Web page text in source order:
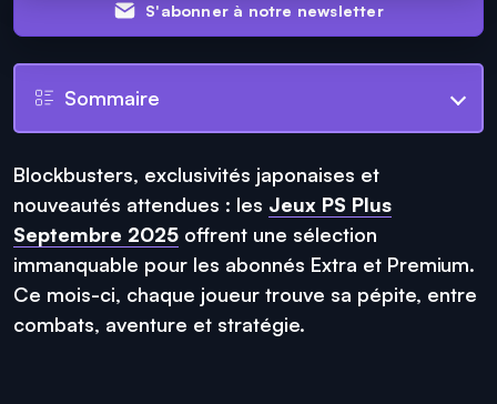
S'abonner à notre newsletter
Sommaire
Blockbusters, exclusivités japonaises et
nouveautés attendues : les Jeux PS Plus
Septembre 2025 offrent une sélection
immanquable pour les abonnés Extra et Premium.
Ce mois-ci, chaque joueur trouve sa pépite, entre
combats, aventure et stratégie.